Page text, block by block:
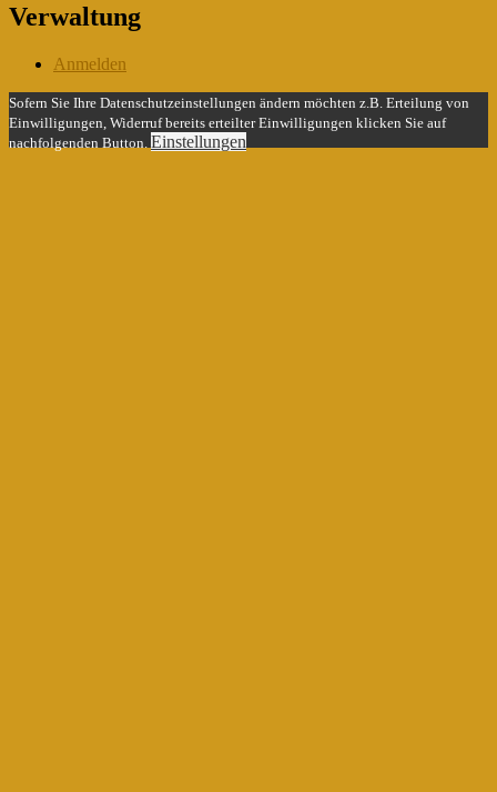
Verwaltung
Anmelden
Sofern Sie Ihre Datenschutzeinstellungen ändern möchten z.B. Erteilung von
Einwilligungen, Widerruf bereits erteilter Einwilligungen klicken Sie auf
nachfolgenden Button. Einstellungen